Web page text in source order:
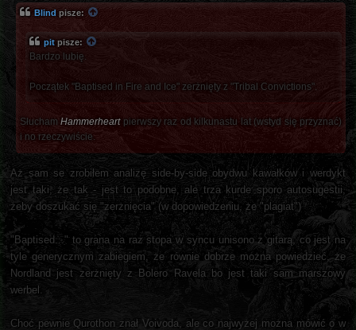
Blind pisze:
pit pisze:
Bardzo lubię.
Początek "Baptised in Fire and Ice" zerżnięty z "Tribal Convictions".
SłuchamHammerheartpierwszy raz od kilkunastu lat (wstyd się przyznać)
i no rzeczywiście.
Aż sam se zrobiłem analizę side-by-side obydwu kawałków i werdykt
jest taki, że tak - jest to podobne, ale trza kurde sporo autosugestii,
żeby doszukać się "zerżnięcia" (w dopowiedzeniu, że "plagiat")
"Baptised..." to grana na raz stopa w syncu unisono z gitarą, co jest na
tyle generycznym zabiegiem, że równie dobrze można powiedzieć, że
Nordland jest zerżnięty z Bolero Ravela bo jest taki sam marszowy
werbel.
Choć pewnie Qurothon znał Voivoda, ale co najwyżej można mówić o w